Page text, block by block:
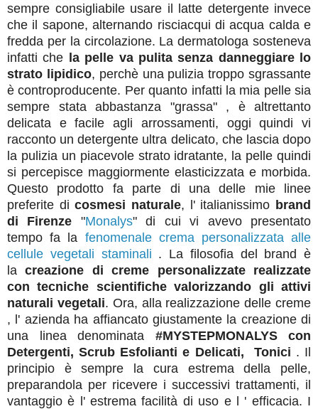
sempre consigliabile usare il latte detergente invece
che il sapone, alternando risciacqui di acqua calda e
fredda per la circolazione. La dermatologa sosteneva
infatti che la pelle va pulita senza danneggiare lo
strato lipidico, perchè una pulizia troppo sgrassante
è controproducente. Per quanto infatti la mia pelle sia
sempre stata abbastanza "grassa" , è altrettanto
delicata e facile agli arrossamenti, oggi quindi vi
racconto un detergente ultra delicato, che lascia dopo
la pulizia un piacevole strato idratante, la pelle quindi
si percepisce maggiormente elasticizzata e morbida.
Questo prodotto fa parte di una delle mie linee
preferite dicosmesi naturale, l' italianissimo brand
di Firenze "Monalys" di cui vi avevo presentato
tempo fa la fenomenale crema personalizzata alle
cellule vegetali staminali . La filosofia del brand è
lacreazione di creme personalizzate realizzate
con tecniche scientifiche valorizzando gli attivi
naturali vegetali. Ora, alla realizzazione delle creme
, l' azienda ha affiancato giustamente la creazione di
una linea denominata #MYSTEPMONALYS con
Detergenti, Scrub Esfolianti e Delicati, Tonici . Il
principio è sempre la cura estrema della pelle,
preparandola per ricevere i successivi trattamenti, il
vantaggio è l' estrema facilità di uso e l ' efficacia. I